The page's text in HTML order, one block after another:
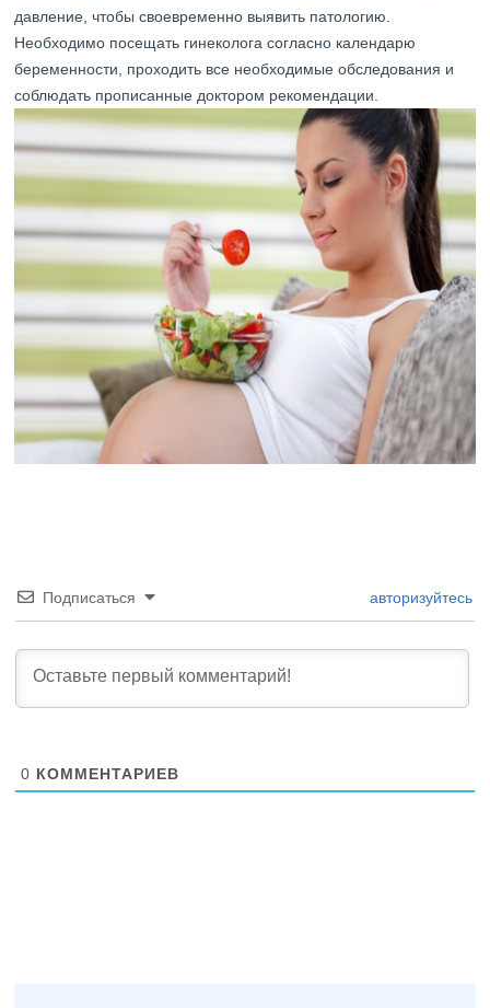
давление, чтобы своевременно выявить патологию.
Необходимо посещать гинеколога согласно календарю
беременности, проходить все необходимые обследования и
соблюдать прописанные доктором рекомендации.
Подписаться авторизуйтесь
0 КОММЕНТАРИЕВ